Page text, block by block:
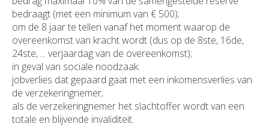
bedraagt (met een minimum van € 500);
om de 8 jaar te tellen vanaf het moment waarop de
overeenkomst van kracht wordt (dus op de 8ste, 16de,
24ste, ... verjaardag van de overeenkomst);
in geval van sociale noodzaak:
jobverlies dat gepaard gaat met een inkomensverlies van
de verzekeringnemer;
als de verzekeringnemer het slachtoffer wordt van een
totale en blijvende invaliditeit.